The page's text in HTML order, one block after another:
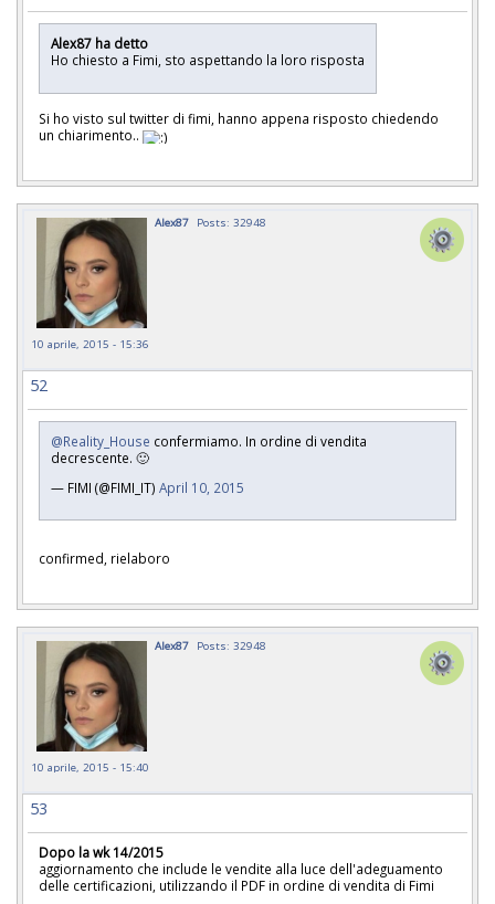
Alex87 ha detto
Ho chiesto a Fimi, sto aspettando la loro risposta
Si ho visto sul twitter di fimi, hanno appena risposto chiedendo
un chiarimento..
Alex87 Posts: 32948
10 aprile, 2015 - 15:36
52
@Reality_House confermiamo. In ordine di vendita
decrescente. 🙂
— FIMI (@FIMI_IT) April 10, 2015
confirmed, rielaboro
Alex87 Posts: 32948
10 aprile, 2015 - 15:40
53
Dopo la wk 14/2015
aggiornamento che include le vendite alla luce dell'adeguamento
delle certificazioni, utilizzando il PDF in ordine di vendita di Fimi